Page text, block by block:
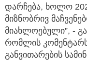
დარჩება, ხოლო
მიზნობრივ
მიახლოებული”, -
რომლის
განვითარების